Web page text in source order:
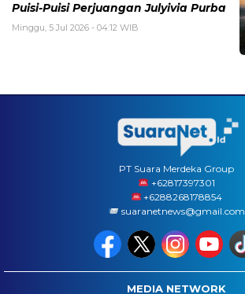
Puisi-Puisi Perjuangan Julyivia Purba
Minggu, 5 Jul 2026 - 04:12 WIB
PT Suara Merdeka Group
‪+62817397301
+6288268178854
suaranetnews@gmail.com
MEDIA NETWORK